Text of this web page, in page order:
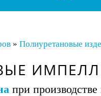
» Полиуретановые
при производстве